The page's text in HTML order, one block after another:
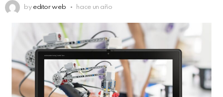
by editor web hace un año